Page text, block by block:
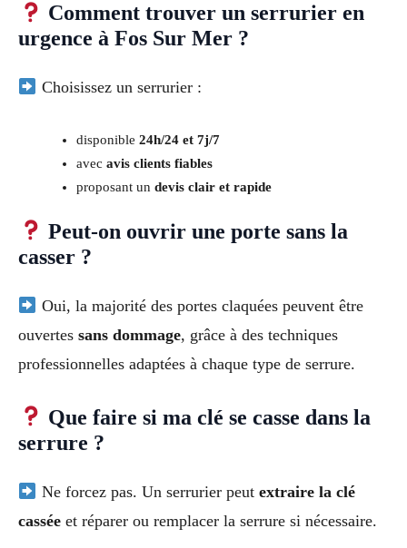
Comment trouver un serrurier en
urgence à Fos Sur Mer ?
Choisissez un serrurier :
disponible 24h/24 et 7j/7
avec avis clients fiables
proposant un devis clair et rapide
Peut-on ouvrir une porte sans la
casser ?
Oui, la majorité des portes claquées peuvent être
ouvertes sans dommage, grâce à des techniques
professionnelles adaptées à chaque type de serrure.
Que faire si ma clé se casse dans la
serrure ?
Ne forcez pas. Un serrurier peut extraire la clé
cassée et réparer ou remplacer la serrure si nécessaire.